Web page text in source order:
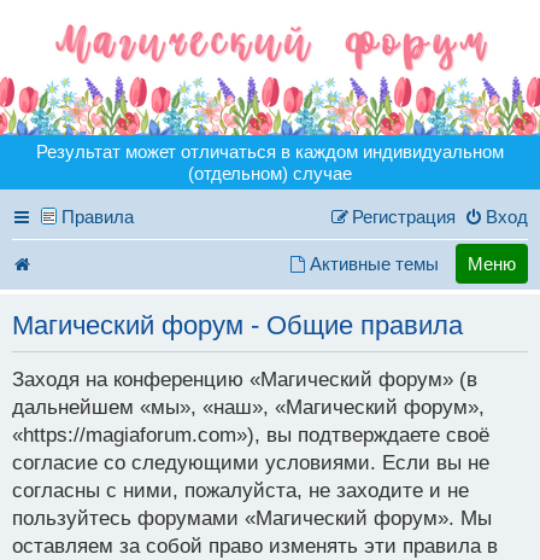
Результат может отличаться в каждом индивидуальном
(отдельном) случае
Правила Вход
Регистрация
Активные темы Меню
Магический форум - Общие правила
Заходя на конференцию «Магический форум» (в
дальнейшем «мы», «наш», «Магический форум»,
«https://magiaforum.com»), вы подтверждаете своё
согласие со следующими условиями. Если вы не
согласны с ними, пожалуйста, не заходите и не
пользуйтесь форумами «Магический форум». Мы
оставляем за собой право изменять эти правила в